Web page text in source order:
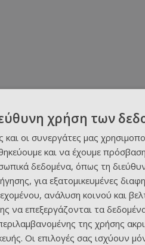
χρήση των
και οι συνεργάτες μας
και να έχουμε
δεδομένα, όπως τη
για εξατομικευμένες
ανάλυση κοινού και
να επεξεργάζονται τα
της χρήσης
Οι επιλογές σας ισχύουν